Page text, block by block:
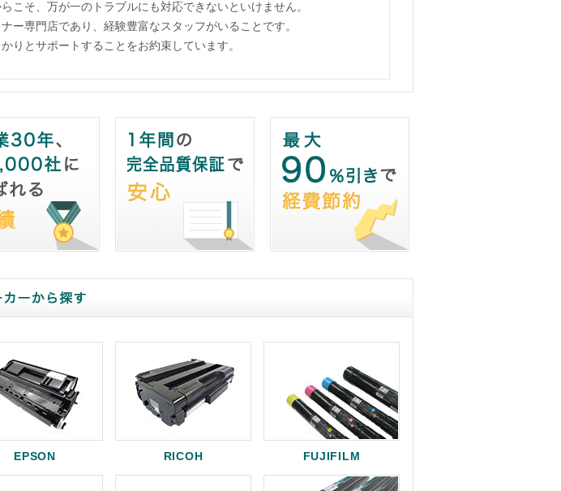
こそ、万が一のトラブルにも対応できないといけません。
ー専門店であり、経験豊富なスタッフがいることです。
りとサポートすることをお約束しています。
EPSON RICOH FUJIFILM